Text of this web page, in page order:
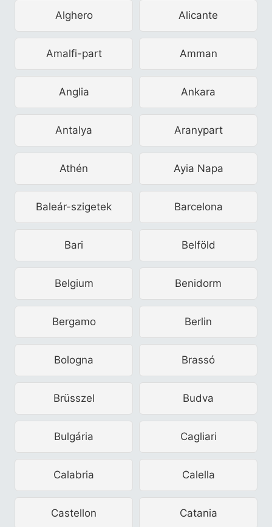
Alghero Alicante
Amalfi-part Amman
Anglia Ankara
Antalya Aranypart
Athén Ayia Napa
Baleár-szigetek Barcelona
Bari Belföld
Belgium Benidorm
Bergamo Berlin
Bologna Brassó
Brüsszel Budva
Bulgária Cagliari
Calabria Calella
Castellon Catania